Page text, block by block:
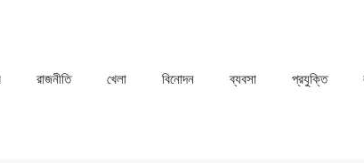
রাজনীতি খেলা ⁠বিনোদন ব্যবসা প্রযুক্তি